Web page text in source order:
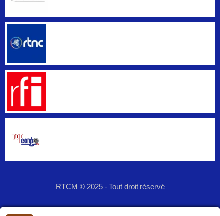
RTCM © 2025 - Tout droit réservé